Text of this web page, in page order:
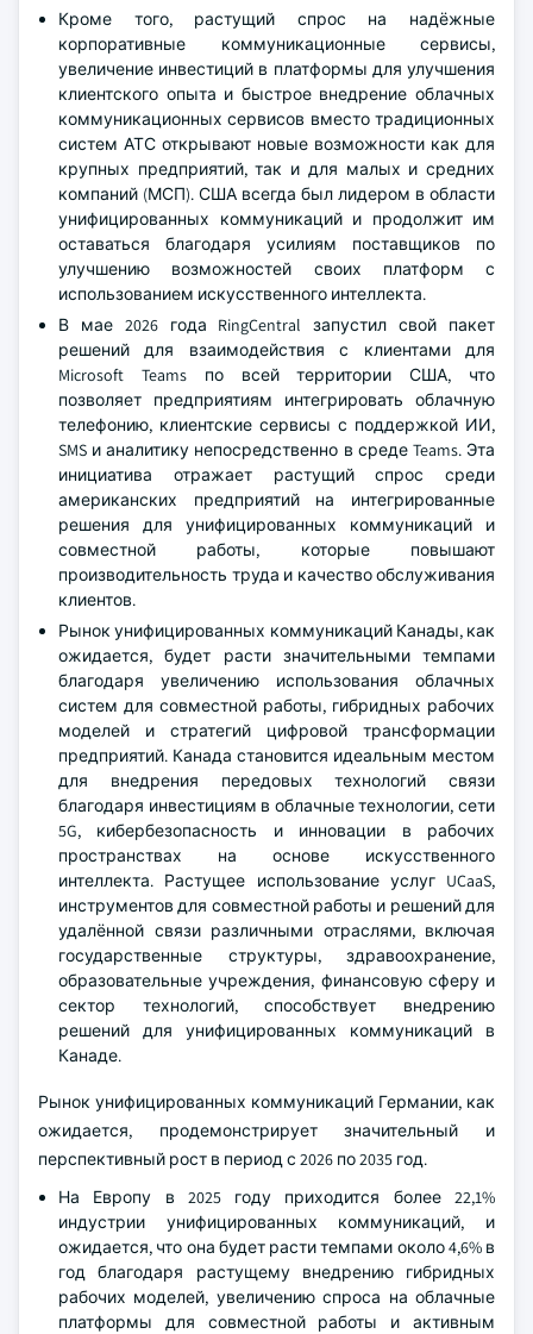
Кроме того, растущий спрос на надёжные
корпоративные коммуникационные сервисы,
увеличение инвестиций в платформы для улучшения
клиентского опыта и быстрое внедрение облачных
коммуникационных сервисов вместо традиционных
систем АТС открывают новые возможности как для
крупных предприятий, так и для малых и средних
компаний (МСП). США всегда был лидером в области
унифицированных коммуникаций и продолжит им
оставаться благодаря усилиям поставщиков по
улучшению возможностей своих платформ с
использованием искусственного интеллекта.
В мае 2026 года RingCentral запустил свой пакет
решений для взаимодействия с клиентами для
Microsoft Teams по всей территории США, что
позволяет предприятиям интегрировать облачную
телефонию, клиентские сервисы с поддержкой ИИ,
SMS и аналитику непосредственно в среде Teams. Эта
инициатива отражает растущий спрос среди
американских предприятий на интегрированные
решения для унифицированных коммуникаций и
совместной работы, которые повышают
производительность труда и качество обслуживания
клиентов.
Рынок унифицированных коммуникаций Канады, как
ожидается, будет расти значительными темпами
благодаря увеличению использования облачных
систем для совместной работы, гибридных рабочих
моделей и стратегий цифровой трансформации
предприятий. Канада становится идеальным местом
для внедрения передовых технологий связи
благодаря инвестициям в облачные технологии, сети
5G, кибербезопасность и инновации в рабочих
пространствах на основе искусственного
интеллекта. Растущее использование услуг UCaaS,
инструментов для совместной работы и решений для
удалённой связи различными отраслями, включая
государственные структуры, здравоохранение,
образовательные учреждения, финансовую сферу и
сектор технологий, способствует внедрению
решений для унифицированных коммуникаций в
Канаде.
Рынок унифицированных коммуникаций Германии, как
ожидается, продемонстрирует значительный и
перспективный рост в период с 2026 по 2035 год.
На Европу в 2025 году приходится более 22,1%
индустрии унифицированных коммуникаций, и
ожидается, что она будет расти темпами около 4,6% в
год благодаря растущему внедрению гибридных
рабочих моделей, увеличению спроса на облачные
платформы для совместной работы и активным